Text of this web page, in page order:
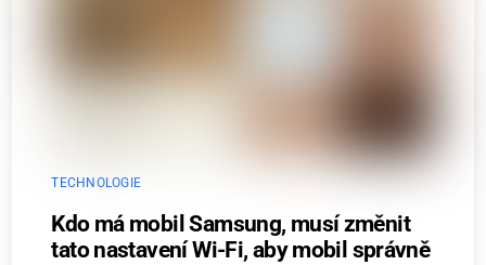
TECHNOLOGIE
Kdo má mobil Samsung, musí změnit
tato nastavení Wi-Fi, aby mobil správně